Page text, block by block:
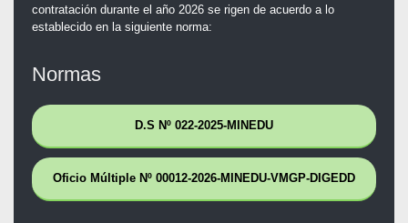
contratación durante el año 2026 se rigen de acuerdo a lo
establecido en la siguiente norma:
Normas
D.S Nº 022-2025-MINEDU
Oficio Múltiple Nº 00012-2026-MINEDU-VMGP-DIGEDD